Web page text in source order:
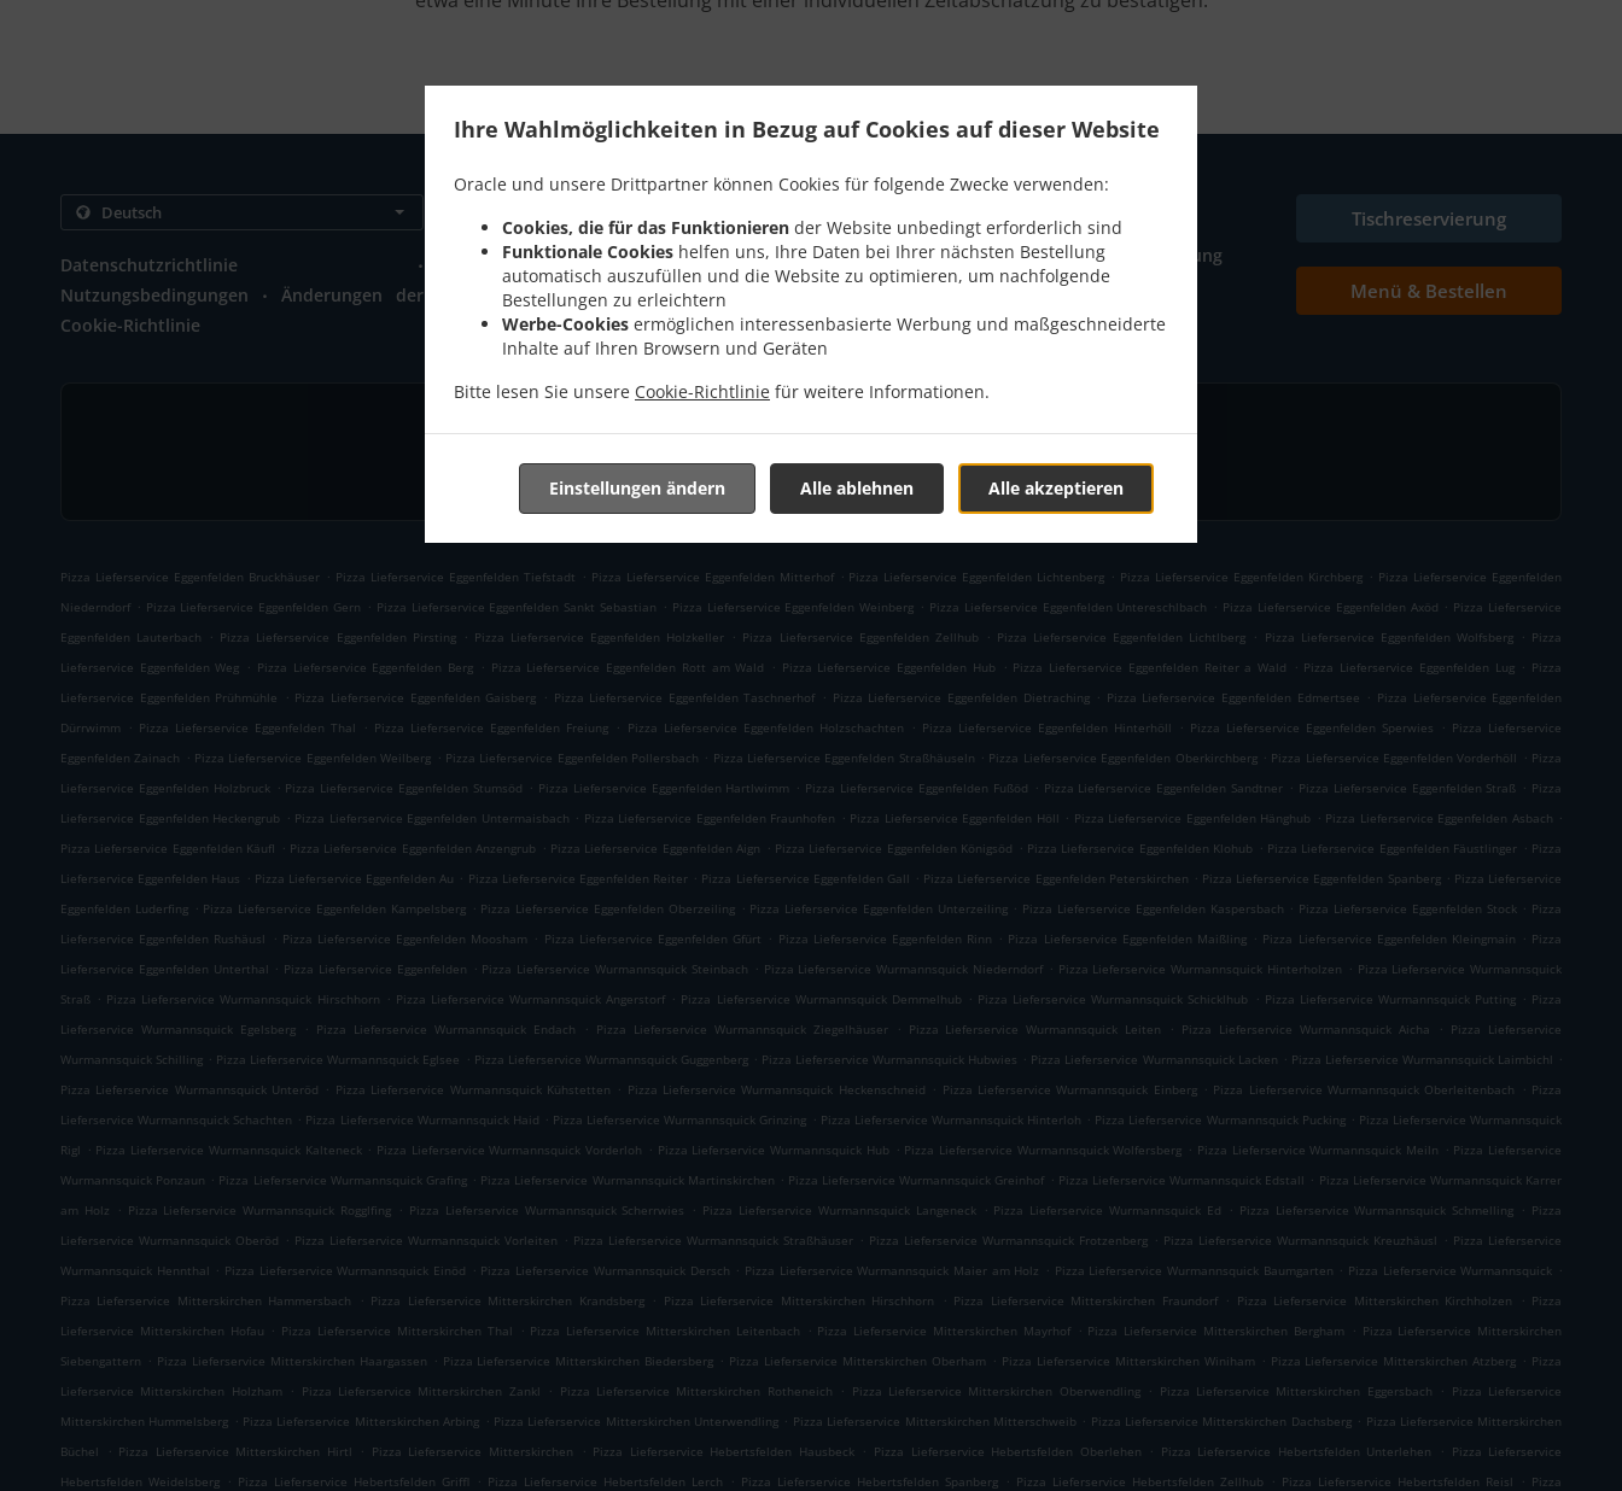
Ihre Wahlmöglichkeiten in Bezug auf Cookies auf dieser Website
Oracle und unsere Drittpartner können Cookies für folgende Zwecke verwenden:
Cookies, die für das Funktionieren der Website unbedingt erforderlich sind
Funktionale Cookies helfen uns, Ihre Daten bei Ihrer nächsten Bestellung
automatisch auszufüllen und die Website zu optimieren, um nachfolgende
Bestellungen zu erleichtern
Werbe-Cookies ermöglichen interessenbasierte Werbung und maßgeschneiderte
Inhalte auf Ihren Browsern und Geräten
Bitte lesen Sie unsere Cookie-Richtlinie für weitere Informationen.
Alle akzeptieren
Alle ablehnen
Einstellungen ändern
Datenschutzrichtlinie .
Nutzungsbedingungen .
Änderungen der
Cookie-Richtlinie
Zainach 1, 84307 Eggenfelden, Germany
+49 8721 1618
Menü
Tischreservierung
Im Voraus bestellen
Tischreservierung
Menü & Bestellen
Pizza Lieferservice Eggenfelden Bruckhäuser . Pizza Lieferservice Eggenfelden Tiefstadt . Pizza Lieferservice Eggenfelden Mitterhof . Pizza Lieferservice Eggenfelden Lichtenberg . Pizza Lieferservice Eggenfelden Kirchberg . Pizza Lieferservice Eggenfelden
Niederndorf . Pizza Lieferservice Eggenfelden Gern . Pizza Lieferservice Eggenfelden Sankt Sebastian . Pizza Lieferservice Eggenfelden Weinberg . Pizza Lieferservice Eggenfelden Untereschlbach . Pizza Lieferservice Eggenfelden Axöd . Pizza Lieferservice
Eggenfelden Lauterbach
. Pizza Lieferservice Eggenfelden Pirsting . Pizza Lieferservice Eggenfelden Holzkeller . Pizza Lieferservice Eggenfelden Zellhub . Pizza Lieferservice Eggenfelden Lichtlberg . Pizza Lieferservice Eggenfelden Wolfsberg . Pizza
Lieferservice Eggenfelden Weg . Pizza Lieferservice Eggenfelden Berg . Pizza Lieferservice Eggenfelden Rott am Wald . Pizza Lieferservice Eggenfelden Hub . Pizza Lieferservice Eggenfelden Reiter a Wald . Pizza Lieferservice Eggenfelden Lug . Pizza
Lieferservice Eggenfelden Prühmühle
. Pizza Lieferservice Eggenfelden Gaisberg . Pizza Lieferservice Eggenfelden Taschnerhof . Pizza Lieferservice Eggenfelden Dietraching . Pizza Lieferservice Eggenfelden Edmertsee . Pizza Lieferservice Eggenfelden
Dürrwimm
. Pizza Lieferservice Eggenfelden Thal . Pizza Lieferservice Eggenfelden Freiung . Pizza Lieferservice Eggenfelden Holzschachten . Pizza Lieferservice Eggenfelden Hinterhöll . Pizza Lieferservice Eggenfelden Sperwies . Pizza Lieferservice
Eggenfelden Zainach . Pizza Lieferservice Eggenfelden Weilberg . Pizza Lieferservice Eggenfelden Pollersbach . Pizza Lieferservice Eggenfelden Straßhäuseln . Pizza Lieferservice Eggenfelden Oberkirchberg . Pizza Lieferservice Eggenfelden Vorderhöll . Pizza
Lieferservice Eggenfelden Holzbruck . Pizza Lieferservice Eggenfelden Stumsöd . Pizza Lieferservice Eggenfelden Hartlwimm . Pizza Lieferservice Eggenfelden Fußöd . Pizza Lieferservice Eggenfelden Sandtner . Pizza Lieferservice Eggenfelden Straß . Pizza
Lieferservice Eggenfelden Heckengrub . Pizza Lieferservice Eggenfelden Untermaisbach . Pizza Lieferservice Eggenfelden Fraunhofen . Pizza Lieferservice Eggenfelden Höll . Pizza Lieferservice Eggenfelden Hänghub . Pizza Lieferservice Eggenfelden Asbach .
Pizza Lieferservice Eggenfelden Käufl . Pizza Lieferservice Eggenfelden Anzengrub . Pizza Lieferservice Eggenfelden Aign . Pizza Lieferservice Eggenfelden Königsöd . Pizza Lieferservice Eggenfelden Klohub . Pizza Lieferservice Eggenfelden Fäustlinger . Pizza
Lieferservice Eggenfelden Haus . Pizza Lieferservice Eggenfelden Au . Pizza Lieferservice Eggenfelden Reiter . Pizza Lieferservice Eggenfelden Gall . Pizza Lieferservice Eggenfelden Peterskirchen . Pizza Lieferservice Eggenfelden Spanberg . Pizza Lieferservice
Eggenfelden Luderfing . Pizza Lieferservice Eggenfelden Kampelsberg . Pizza Lieferservice Eggenfelden Oberzeiling . Pizza Lieferservice Eggenfelden Unterzeiling . Pizza Lieferservice Eggenfelden Kaspersbach . Pizza Lieferservice Eggenfelden Stock . Pizza
Lieferservice Eggenfelden Rushäusl
. Pizza Lieferservice Eggenfelden Moosham . Pizza Lieferservice Eggenfelden Gfürt . Pizza Lieferservice Eggenfelden Rinn . Pizza Lieferservice Eggenfelden Maißling . Pizza Lieferservice Eggenfelden Kleingmain . Pizza
Lieferservice Eggenfelden Unterthal . Pizza Lieferservice Eggenfelden . Pizza Lieferservice Wurmannsquick Steinbach . Pizza Lieferservice Wurmannsquick Niederndorf . Pizza Lieferservice Wurmannsquick Hinterholzen . Pizza Lieferservice Wurmannsquick
Straß . Pizza Lieferservice Wurmannsquick Hirschhorn . Pizza Lieferservice Wurmannsquick Angerstorf . Pizza Lieferservice Wurmannsquick Demmelhub . Pizza Lieferservice Wurmannsquick Schicklhub . Pizza Lieferservice Wurmannsquick Putting . Pizza
Lieferservice Wurmannsquick Egelsberg
. Pizza Lieferservice Wurmannsquick Endach . Pizza Lieferservice Wurmannsquick Ziegelhäuser . Pizza Lieferservice Wurmannsquick Leiten . Pizza Lieferservice Wurmannsquick Aicha . Pizza Lieferservice
Wurmannsquick Schilling . Pizza Lieferservice Wurmannsquick Eglsee . Pizza Lieferservice Wurmannsquick Guggenberg . Pizza Lieferservice Wurmannsquick Hubwies . Pizza Lieferservice Wurmannsquick Lacken . Pizza Lieferservice Wurmannsquick Laimbichl .
Pizza Lieferservice Wurmannsquick Unteröd . Pizza Lieferservice Wurmannsquick Kühstetten . Pizza Lieferservice Wurmannsquick Heckenschneid . Pizza Lieferservice Wurmannsquick Einberg . Pizza Lieferservice Wurmannsquick Oberleitenbach . Pizza
Lieferservice Wurmannsquick Schachten . Pizza Lieferservice Wurmannsquick Haid . Pizza Lieferservice Wurmannsquick Grinzing . Pizza Lieferservice Wurmannsquick Hinterloh . Pizza Lieferservice Wurmannsquick Pucking . Pizza Lieferservice Wurmannsquick
Rigl . Pizza Lieferservice Wurmannsquick Kalteneck . Pizza Lieferservice Wurmannsquick Vorderloh . Pizza Lieferservice Wurmannsquick Hub . Pizza Lieferservice Wurmannsquick Wolfersberg . Pizza Lieferservice Wurmannsquick Meiln . Pizza Lieferservice
Wurmannsquick Ponzaun . Pizza Lieferservice Wurmannsquick Grafing . Pizza Lieferservice Wurmannsquick Martinskirchen . Pizza Lieferservice Wurmannsquick Greinhof . Pizza Lieferservice Wurmannsquick Edstall . Pizza Lieferservice Wurmannsquick Karrer
am Holz
. Pizza Lieferservice Wurmannsquick Rogglfing . Pizza Lieferservice Wurmannsquick Scherrwies . Pizza Lieferservice Wurmannsquick Langeneck . Pizza Lieferservice Wurmannsquick Ed . Pizza Lieferservice Wurmannsquick Schmelling . Pizza
Lieferservice Wurmannsquick Oberöd . Pizza Lieferservice Wurmannsquick Vorleiten . Pizza Lieferservice Wurmannsquick Straßhäuser . Pizza Lieferservice Wurmannsquick Frotzenberg . Pizza Lieferservice Wurmannsquick Kreuzhäusl . Pizza Lieferservice
Wurmannsquick Hennthal . Pizza Lieferservice Wurmannsquick Einöd . Pizza Lieferservice Wurmannsquick Dersch . Pizza Lieferservice Wurmannsquick Maier am Holz . Pizza Lieferservice Wurmannsquick Baumgarten . Pizza Lieferservice Wurmannsquick .
Pizza Lieferservice Mitterskirchen Hammersbach
. Pizza Lieferservice Mitterskirchen Krandsberg . Pizza Lieferservice Mitterskirchen Hirschhorn . Pizza Lieferservice Mitterskirchen Fraundorf . Pizza Lieferservice Mitterskirchen Kirchholzen . Pizza
Lieferservice Mitterskirchen Hofau . Pizza Lieferservice Mitterskirchen Thal . Pizza Lieferservice Mitterskirchen Leitenbach . Pizza Lieferservice Mitterskirchen Mayrhof . Pizza Lieferservice Mitterskirchen Bergham . Pizza Lieferservice Mitterskirchen
Siebengattern . Pizza Lieferservice Mitterskirchen Haargassen . Pizza Lieferservice Mitterskirchen Biedersberg . Pizza Lieferservice Mitterskirchen Oberham . Pizza Lieferservice Mitterskirchen Winiham . Pizza Lieferservice Mitterskirchen Atzberg . Pizza
Lieferservice Mitterskirchen Holzham
. Pizza Lieferservice Mitterskirchen Zankl . Pizza Lieferservice Mitterskirchen Rotheneich . Pizza Lieferservice Mitterskirchen Oberwendling . Pizza Lieferservice Mitterskirchen Eggersbach . Pizza Lieferservice
Mitterskirchen Hummelsberg . Pizza Lieferservice Mitterskirchen Arbing . Pizza Lieferservice Mitterskirchen Unterwendling . Pizza Lieferservice Mitterskirchen Mitterschweib . Pizza Lieferservice Mitterskirchen Dachsberg . Pizza Lieferservice Mitterskirchen
Büchel
. Pizza Lieferservice Mitterskirchen Hirtl . Pizza Lieferservice Mitterskirchen . Pizza Lieferservice Hebertsfelden Hausbeck . Pizza Lieferservice Hebertsfelden Oberlehen . Pizza Lieferservice Hebertsfelden Unterlehen . Pizza Lieferservice
Hebertsfelden Weidelsberg . Pizza Lieferservice Hebertsfelden Griffl . Pizza Lieferservice Hebertsfelden Lerch . Pizza Lieferservice Hebertsfelden Spanberg . Pizza Lieferservice Hebertsfelden Zellhub . Pizza Lieferservice Hebertsfelden Reisl . Pizza